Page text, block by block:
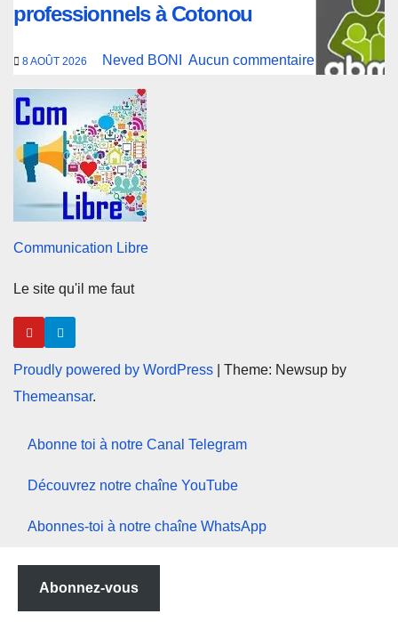
professionnels à Cotonou
8 AOÛT 2026 Neved BONI Aucun commentaire
Communication Libre
Le site qu'il me faut
Proudly powered by WordPress
Theme: Newsup by
Themeansar.
Abonne toi à notre Canal Telegram
Découvrez notre chaîne YouTube
Abonnes-toi à notre chaîne WhatsApp
Abonnez-vous